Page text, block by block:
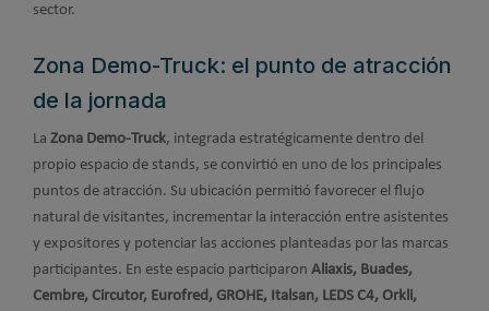
sector.
Zona Demo-Truck: el punto de atracción
de la jornada
La Zona Demo-Truck, integrada estratégicamente dentro del
propio espacio de stands, se convirtió en uno de los principales
puntos de atracción. Su ubicación permitió favorecer el flujo
natural de visitantes, incrementar la interacción entre asistentes
y expositores y potenciar las acciones planteadas por las marcas
participantes. En este espacio participaron Aliaxis, Buades,
Cembre, Circutor, Eurofred, GROHE, Italsan, LEDS C4, Orkli,